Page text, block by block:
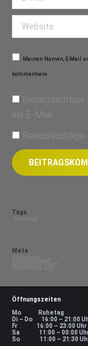
Website
Meinen Namen, E-Mail
kommentiere.
via E-Mail.
Benachrichtige
Tags
featured
Meta
Anmelden
Eintrags-Feed
Kommentar-Feed
WordPress.org
Öffnungszeiten
Mo Ruhetag
Di – Do 16:00 – 21:00
Fr 16:00 – 23:00 Uhr
Sa 11:00 – 00:00
So 11:00 – 21:30